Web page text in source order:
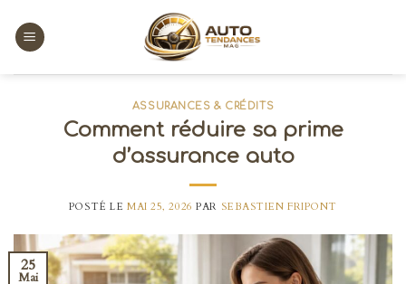
content
ASSURANCES & CRÉDITS
Comment réduire sa prime
d’assurance auto
POSTÉ LE MAI 25, 2026 PAR SEBASTIEN FRIPONT
25
Mai